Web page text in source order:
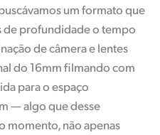
um formato que
de profundidade o tempo
de câmera e lentes
do 16mm filmando com
para o espaço
— algo que desse
momento, não apenas